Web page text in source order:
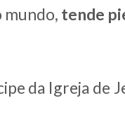
mundo, tende
da Igreja de